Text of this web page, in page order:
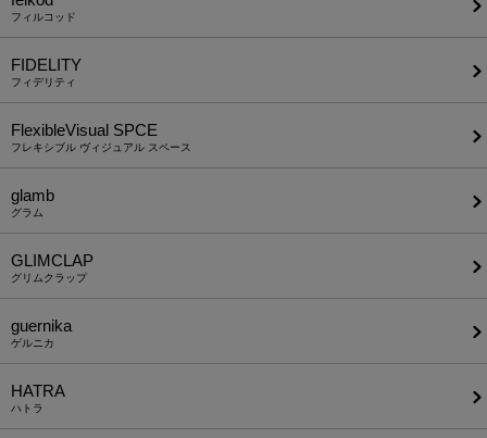
フィルコッド
FIDELITY
フィデリティ
FlexibleVisual SPCE
フレキシブル ヴィジュアル スペース
glamb
グラム
GLIMCLAP
グリムクラップ
guernika
ゲルニカ
HATRA
ハトラ